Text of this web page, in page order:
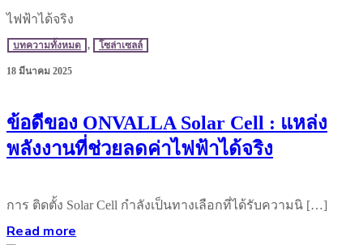
บทความทั้งหมด , โซล่าเซลล์
18 มีนาคม 2025
ข้อดีของ ONVALLA Solar Cell : แหล่ง
พลังงานที่ช่วยลดค่าไฟฟ้าได้จริง
การ ติดตั้ง Solar Cell กำลังเป็นทางเลือกที่ได้รับความนิ […]
Read more